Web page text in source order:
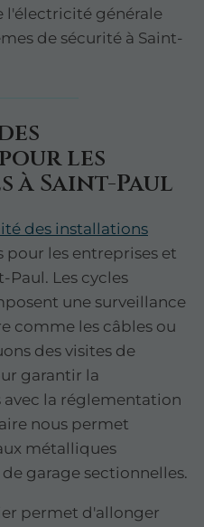
l'électricité générale
de sécurité à Saint-
les
à Saint-Paul
des installations
pour les entreprises et
Paul. Les cycles
une surveillance
comme les câbles ou
des visites de
garantir la
la réglementation
nous permet
métalliques
garage sectionnelles.
permet d'allonger